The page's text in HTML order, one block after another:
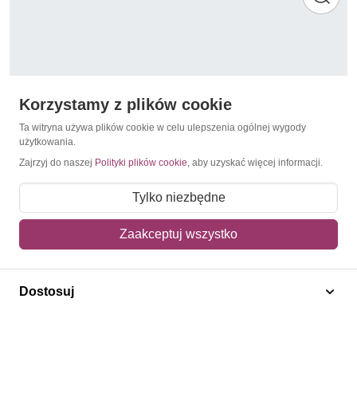
Senegal 1992 Mi LX 1191-1194B Czyste **
50,00 zł
Dodaj do koszyka
Korzystamy z plików cookie
Ta witryna używa plików cookie w celu ulepszenia ogólnej wygody
użytkowania.
Zajrzyj do naszej Polityki plików cookie, aby uzyskać więcej informacji.
Tylko niezbędne
Zaakceptuj wszystko
Dostosuj